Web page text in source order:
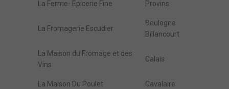
La Ferme- Epicerie Fine Provins
La Fromagerie Escudier
Boulogne
Billancourt
La Maison du Fromage et des
Vins
Calais
La Maison Du Poulet Cavalaire